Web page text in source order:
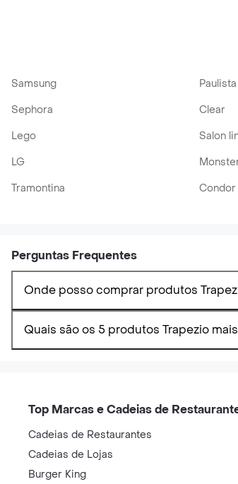
Samsung Paulista
Sephora
Clear
Lego
Salon
LG
Tramontina
Condor
Perguntas Frequentes
Onde posso comprar produtos
Quais são os 5 produtos Trapezio
Top Marcas e Cadeias de
Cadeias de Restaurantes
Cadeias de Lojas
Burger King